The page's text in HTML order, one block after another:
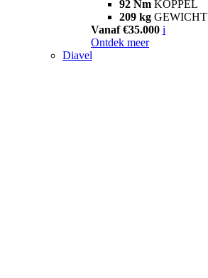
92 Nm KOPPEL
209 kg GEWICHT
Vanaf €35.000 i
Ontdek meer
Diavel